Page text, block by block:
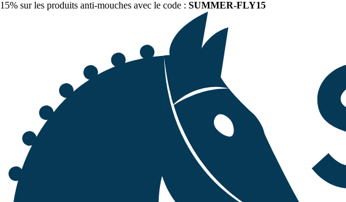
15% sur les produits anti-mouches avec le code : SUMMER-FLY15